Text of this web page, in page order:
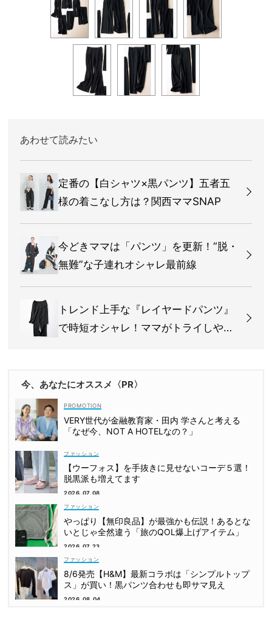
あわせて読みたい
定番の【白シャツ×黒パンツ】五者五
様の着こなし方は？関西ママSNAP
今どきママは「パンツ」を更新！“脱・
無難”な子連れオシャレ最前線
トレンド上手な『レイヤードパンツ』
で時短オシャレ！ママがトライしやす
今、あなたにオススメ〈PR〉
VERY世代が金融教育家・田内 学さんと考える
「なぜ今、NOT A HOTELなの？」
ファッション
【ウーフォス】を手抜きに見せないコーデ５選！
脱黒派も増えてます
2026.07.08
ファッション
やっぱり【無印良品】が最強かも伝説！あるとな
いとじゃ全然違う「旅のQOL爆上げアイテム」
2026.07.23
ファッション
8/6発売【H&M】最新コラボは「シンプルトップ
ス」が買い！黒パンツ合わせも即サマ見え
2026.08.04